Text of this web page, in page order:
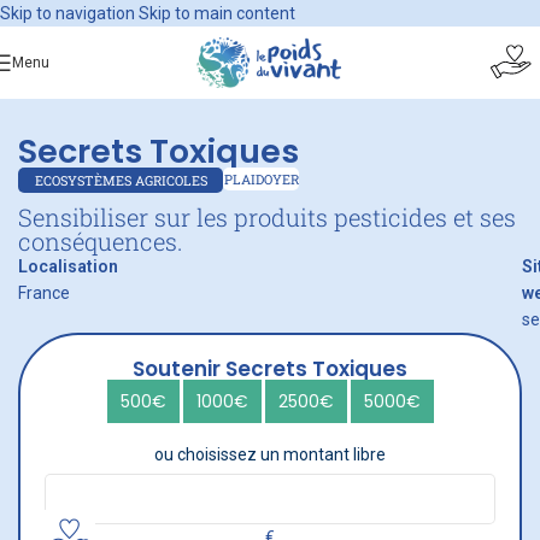
Skip to navigation Skip to main content
Menu
Secrets Toxiques
ECOSYSTÈMES AGRICOLES PLAIDOYER
Sensibiliser sur les produits pesticides et ses
conséquences.
Localisation
France
Soutenir Secrets Toxiques
500€ 1000€ 2500€ 5000€
ou choisissez un montant libre